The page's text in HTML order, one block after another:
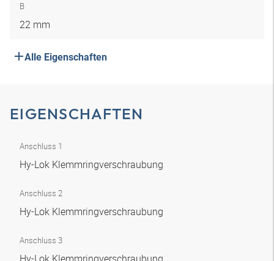
B
22 mm
Alle Eigenschaften
EIGENSCHAFTEN
Anschluss 1
Hy-Lok Klemmringverschraubung
Anschluss 2
Hy-Lok Klemmringverschraubung
Anschluss 3